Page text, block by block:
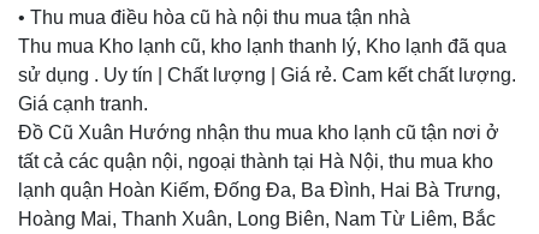
• Thu mua điều hòa cũ hà nội thu mua tận nhà
Thu mua Kho lạnh cũ, kho lạnh thanh lý, Kho lạnh đã qua
sử dụng . Uy tín | Chất lượng | Giá rẻ. Cam kết chất lượng.
Giá cạnh tranh.
Đồ Cũ Xuân Hướng nhận thu mua kho lạnh cũ tận nơi ở
tất cả các quận nội, ngoại thành tại Hà Nội, thu mua kho
lạnh quận Hoàn Kiếm, Đống Đa, Ba Đình, Hai Bà Trưng,
Hoàng Mai, Thanh Xuân, Long Biên, Nam Từ Liêm, Bắc